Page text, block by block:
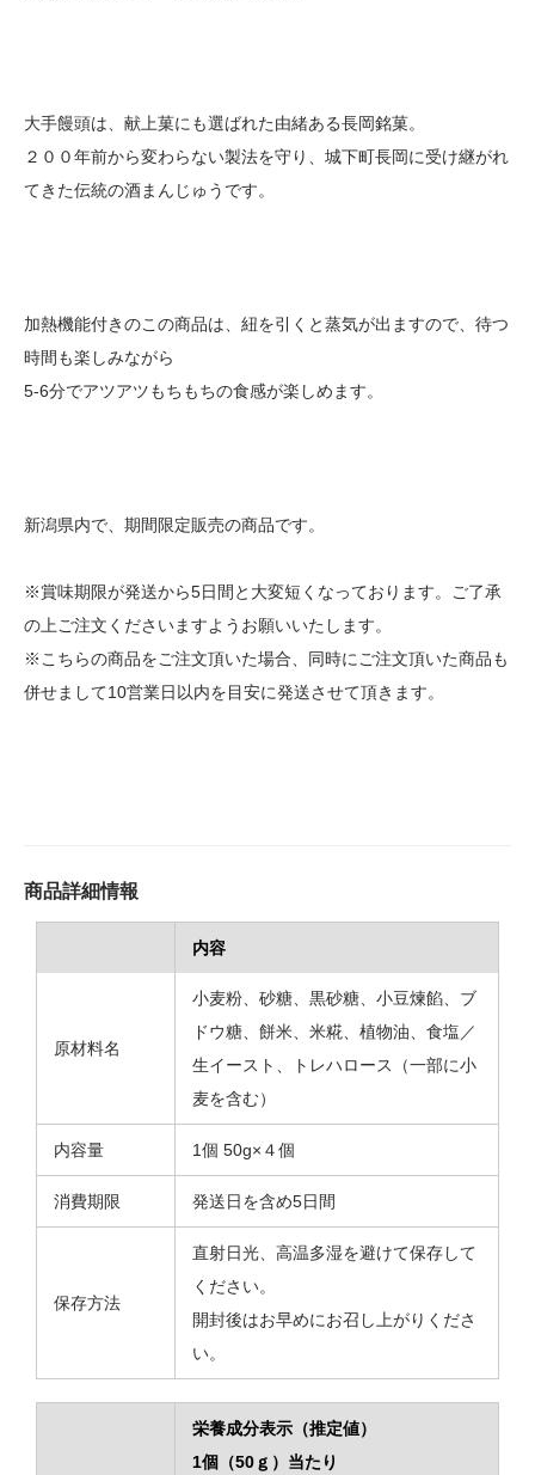
大手饅頭は、献上菓にも選ばれた由緒ある長岡銘菓。
２００年前から変わらない製法を守り、城下町長岡に受け継がれ
てきた伝統の酒まんじゅうです。
加熱機能付きのこの商品は、紐を引くと蒸気が出ますので、待つ
時間も楽しみながら
5-6分でアツアツもちもちの食感が楽しめます。
新潟県内で、期間限定販売の商品です。
※賞味期限が発送から5日間と大変短くなっております。ご了承
の上ご注文くださいますようお願いいたします。
※こちらの商品をご注文頂いた場合、同時にご注文頂いた商品も
併せまして10営業日以内を目安に発送させて頂きます。
商品詳細情報
内容
原材料名
小麦粉、砂糖、黒砂糖、小豆煉餡、ブ
ドウ糖、餅米、米糀、植物油、食塩／
生イースト、トレハロース（一部に小
麦を含む）
内容量 1個 50g×４個
消費期限 発送日を含め5日間
保存方法
直射日光、高温多湿を避けて保存して
ください。
開封後はお早めにお召し上がりくださ
い。
栄養成分表示（推定値）
1個（50ｇ）当たり